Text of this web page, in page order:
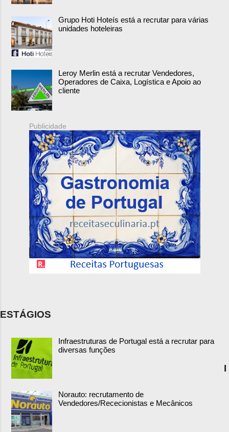
Grupo Hoti Hoteís está a recrutar para várias
unidades hoteleiras
Leroy Merlin está a recrutar Vendedores,
Operadores de Caixa, Logística e Apoio ao
cliente
Publicidade
ESTÁGIOS
Infraestruturas de Portugal está a recrutar para
diversas funções
Norauto: recrutamento de
Vendedores/Rececionistas e Mecânicos
I